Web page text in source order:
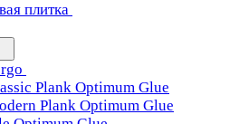
плитка
Plank Optimum Glue
Plank Optimum Glue